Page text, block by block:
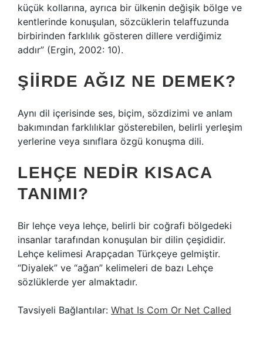
küçük kollarına, ayrıca bir ülkenin değişik bölge ve
kentlerinde konuşulan, sözcüklerin telaffuzunda
birbirinden farklılık gösteren dillere verdiğimiz
addır” (Ergin, 2002: 10).
ŞIIRDE AĞIZ NE DEMEK?
Aynı dil içerisinde ses, biçim, sözdizimi ve anlam
bakımından farklılıklar gösterebilen, belirli yerleşim
yerlerine veya sınıflara özgü konuşma dili.
LEHÇE NEDIR KISACA
TANIMI?
Bir lehçe veya lehçe, belirli bir coğrafi bölgedeki
insanlar tarafından konuşulan bir dilin çeşididir.
Lehçe kelimesi Arapçadan Türkçeye gelmiştir.
“Diyalek” ve “ağan” kelimeleri de bazı Lehçe
sözlüklerde yer almaktadır.
Tavsiyeli Bağlantılar: What Is Com Or Net Called